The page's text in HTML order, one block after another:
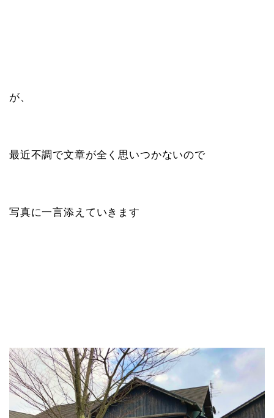
が、
最近不調で文章が全く思いつかないので
写真に一言添えていきます